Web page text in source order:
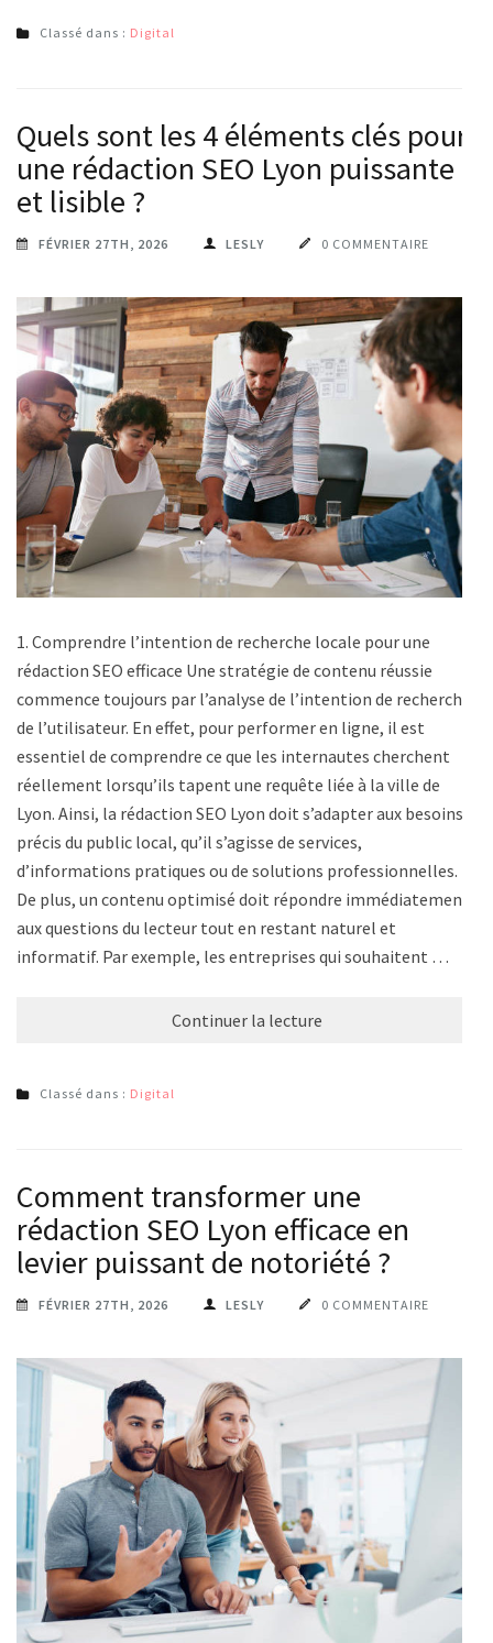
Classé dans : Digital
Quels sont les 4 éléments clés pour
une rédaction SEO Lyon puissante
et lisible ?
FÉVRIER 27TH, 2026 LESLY 0 COMMENTAIRE
1. Comprendre l’intention de recherche locale pour une
rédaction SEO efficace Une stratégie de contenu réussie
commence toujours par l’analyse de l’intention de recherche
de l’utilisateur. En effet, pour performer en ligne, il est
essentiel de comprendre ce que les internautes cherchent
réellement lorsqu’ils tapent une requête liée à la ville de
Lyon. Ainsi, la rédaction SEO Lyon doit s’adapter aux besoins
précis du public local, qu’il s’agisse de services,
d’informations pratiques ou de solutions professionnelles.
De plus, un contenu optimisé doit répondre immédiatement
aux questions du lecteur tout en restant naturel et
informatif. Par exemple, les entreprises qui souhaitent …
Continuer la lecture
Classé dans : Digital
Comment transformer une
rédaction SEO Lyon efficace en
levier puissant de notoriété ?
FÉVRIER 27TH, 2026 LESLY 0 COMMENTAIRE